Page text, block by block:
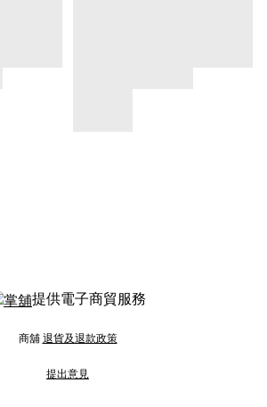
提供電子商貿服務
商舖 退貨及退款政策
提出意見